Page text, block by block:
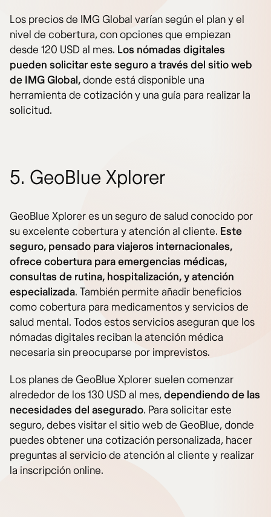
Los precios de IMG Global varían según el plan y el
nivel de cobertura, con opciones que empiezan
desde 120 USD al mes. Los nómadas digitales
pueden solicitar este seguro a través del sitio web
de IMG Global,donde está disponible una
herramienta de cotización y una guía para realizar la
solicitud.
5. GeoBlue Xplorer
GeoBlue Xplorer es un seguro de salud conocido por
su excelente cobertura y atención al cliente. Este
seguro, pensado para viajeros internacionales,
ofrece cobertura para emergencias médicas,
consultas de rutina, hospitalización, y atención
especializada. También permite añadir beneficios
como cobertura para medicamentos y servicios de
salud mental. Todos estos servicios aseguran que los
nómadas digitales reciban la atención médica
necesaria sin preocuparse por imprevistos.
Los planes de GeoBlue Xplorer suelen comenzar
alrededor de los 130 USD al mes,dependiendo de las
necesidades del asegurado. Para solicitar este
seguro, debes visitar el sitio web de GeoBlue, donde
puedes obtener una cotización personalizada, hacer
preguntas al servicio de atención al cliente y realizar
la inscripción online.